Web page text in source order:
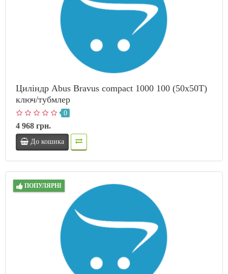
Циліндр Abus Bravus compact 1000 100 (50x50T)
ключ/тубмлер
0
4 968 грн.
До кошика
ПОПУЛЯРНІ